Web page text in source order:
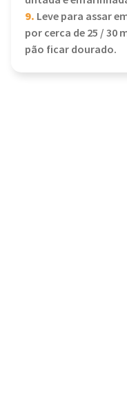
9. Leve para assar
por cerca de 25 / 30
pão ficar dourado.